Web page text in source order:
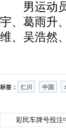
男运动员
宇、葛雨升
维、吴浩然
标签： 仁川 中国
彩民车牌号投注